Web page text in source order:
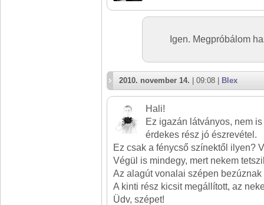
Igen. Megpróbálom
2010. november 14. | 09:08 | Blex
Hali!
Ez igazán látványos, nem
érdekes rész jó észrevétel.
Ez csak a fénycső színektől ilyen?
Végül is mindegy, mert nekem
Az alagút vonalai szépen
A kinti rész kicsit megállított, az
Üdv, szépet!